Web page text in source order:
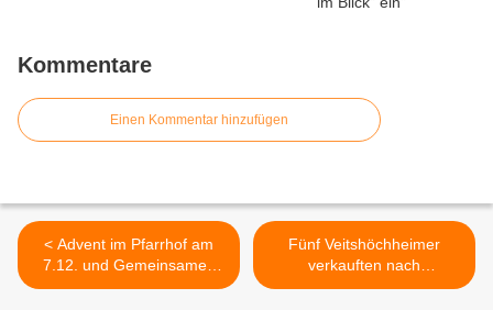
Kommentare
Einen Kommentar hinzufügen
< Advent im Pfarrhof am
7.12. und Gemeinsames
Singen im Advent in der
Fünf Veitshöchheimer
verkauften nach
mehrjähriger Pause wieder